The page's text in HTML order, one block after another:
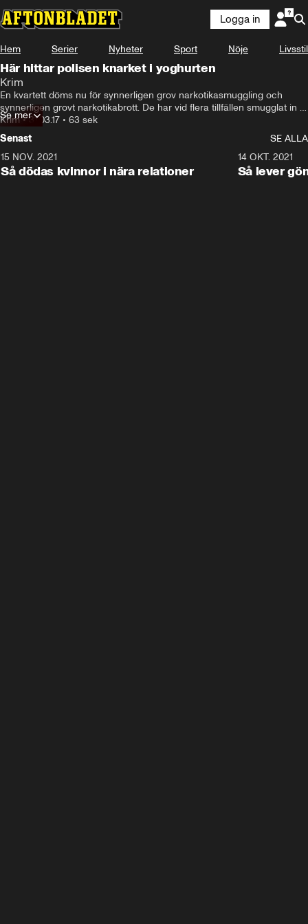
Logga in
Hem Serier Nyheter Sport Nöje Livsstil
Här hittar polisen knarket i yoghurten
Krim
En kvartett döms nu för synnerligen grov narkotikasmuggling och
synnerligen grovt narkotikabrott. De har vid flera tillfällen smugglat in
knark till Sverige enligt tingsrätten. När de greps hade de 5,5 kilo
narkotika gömd i yoghurtförpackningar.
Krim•31.03.17 • 63 sek
Se mer
Senast
SE ALLA
15 NOV. 2021
Så dödas kvinnor i nära relationer
14 OKT. 2021
Så lever